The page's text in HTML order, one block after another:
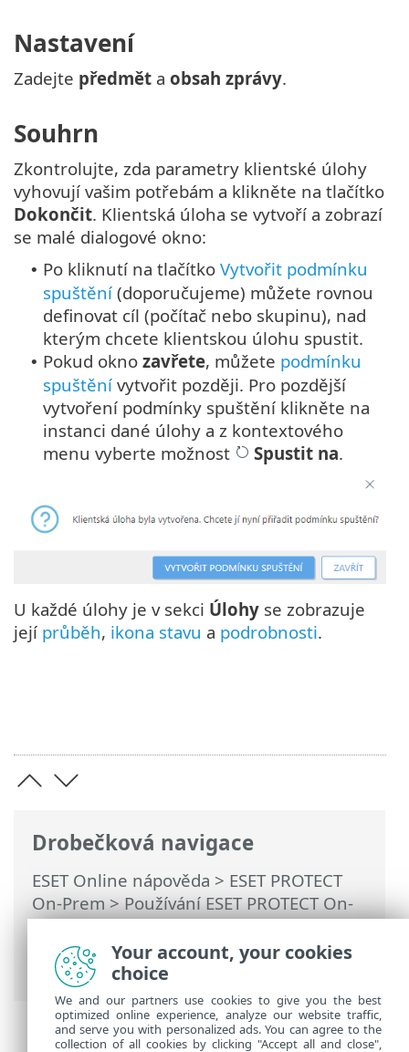
Drobečková navigace
ESET Online nápověda > ESET PROTECT
On-Prem>Používání ESET PROTECT On-
Prem>Hlavní menu ESET PROTECT On-
Prem>Úlohy>Klientské úlohy > Odeslat
zprávu
Nastavení
Zadejte předmět a obsah zprávy.
Souhrn
Zkontrolujte, zda parametry klientské úlohy
vyhovují vašim potřebám a klikněte na tlačítko
Dokončit. Klientská úloha se vytvoří a zobrazí
se malé dialogové okno:
• Po kliknutí na tlačítko Vytvořit podmínku
spuštění (doporučujeme) můžete rovnou
definovat cíl (počítač nebo skupinu), nad
kterým chcete klientskou úlohu spustit.
• Pokud okno zavřete, můžete podmínku
spuštění vytvořit později. Pro pozdější
vytvoření podmínky spuštění klikněte na
instanci dané úlohy a z kontextového
menu vyberte možnost
Spustit na.
U každé úlohy je v sekci Úlohy se zobrazuje
její průběh, ikona stavu a podrobnosti.
Your account, your cookies
choice
We and our partners use cookies to give you the best
optimized online experience, analyze our website traffic,
and serve you with personalized ads. You can agree to the
collection of all cookies by clicking "Accept all and close",